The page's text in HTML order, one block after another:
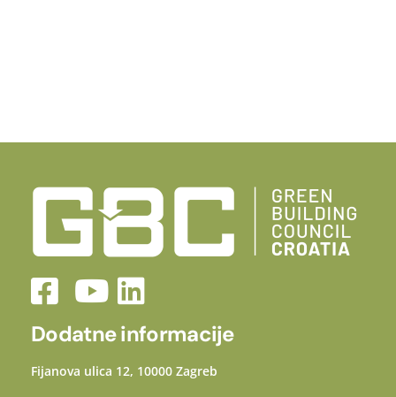
Dodatne informacije
Fijanova ulica 12, 10000 Zagreb